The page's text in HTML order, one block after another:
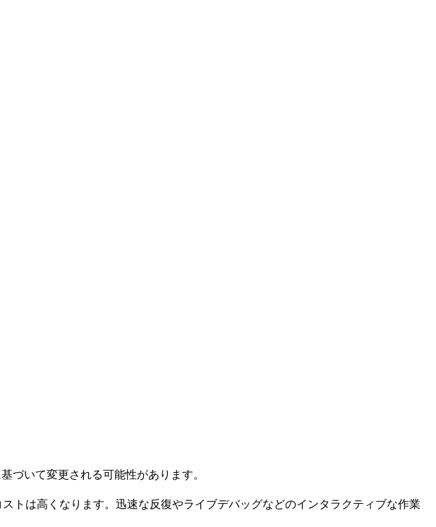
づいて変更される可能性があります。
トは高くなります。迅速な反復やライブデバッグなどのインタラクティブな作業